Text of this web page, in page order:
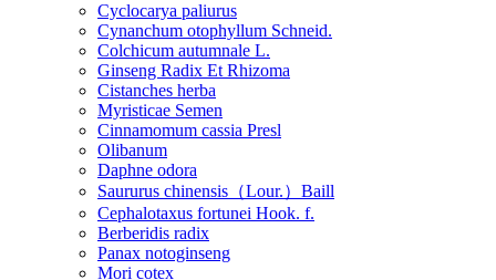
Cyclocarya paliurus
Cynanchum otophyllum Schneid.
Colchicum autumnale L.
Ginseng Radix Et Rhizoma
Cistanches herba
Myristicae Semen
Cinnamomum cassia Presl
Olibanum
Daphne odora
Saururus chinensis（Lour.）Baill
Cephalotaxus fortunei Hook. f.
Berberidis radix
Panax notoginseng
Mori cotex